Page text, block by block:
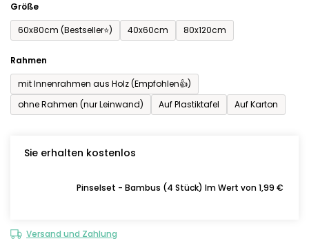
Größe
60x80cm (Bestseller⭐)
40x60cm 80x120cm
Rahmen
mit Innenrahmen aus Holz (Empfohlen👍)
ohne Rahmen (nur Leinwand)
Auf Plastiktafel Auf Karton
Sie erhalten kostenlos
Pinselset - Bambus (4 Stück) Im Wert von 1,99 €
Versand und Zahlung